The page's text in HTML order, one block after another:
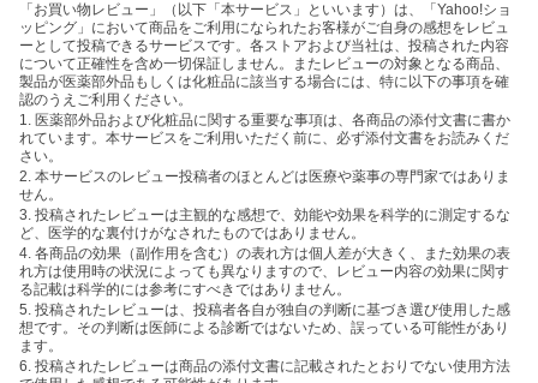
「お買い物レビュー」（以下「本サービス」といいます）は、「Yahoo!ショ
ッピング」において商品をご利用になられたお客様がご自身の感想をレビュ
ーとして投稿できるサービスです。各ストアおよび当社は、投稿された内容
について正確性を含め一切保証しません。またレビューの対象となる商品、
製品が医薬部外品もしくは化粧品に該当する場合には、特に以下の事項を確
認のうえご利用ください。
1. 医薬部外品および化粧品に関する重要な事項は、各商品の添付文書に書か
れています。本サービスをご利用いただく前に、必ず添付文書をお読みくだ
さい。
2. 本サービスのレビュー投稿者のほとんどは医療や薬事の専門家ではありま
せん。
3. 投稿されたレビューは主観的な感想で、効能や効果を科学的に測定するな
ど、医学的な裏付けがなされたものではありません。
4. 各商品の効果（副作用を含む）の表れ方は個人差が大きく、また効果の表
れ方は使用時の状況によっても異なりますので、レビュー内容の効果に関す
る記載は科学的には参考にすべきではありません。
5. 投稿されたレビューは、投稿者各自が独自の判断に基づき選び使用した感
想です。その判断は医師による診断ではないため、誤っている可能性があり
ます。
6. 投稿されたレビューは商品の添付文書に記載されたとおりでない使用方法